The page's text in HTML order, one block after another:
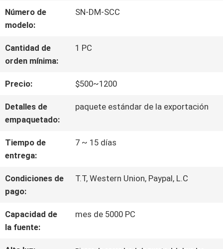
DE
LA
FÁBRICA
CONTROL
DE
CALIDAD
ÉNTRENOS
EN
CONTACTO
Número de
modelo:
SN-DM-SCC
Cantidad de
orden mínima:
1 PC
Precio: $500~1200
Detalles de
empaquetado:
paquete estándar de la exportación
Tiempo de
entrega:
7 ~ 15 días
Condiciones de
pago:
T.T, Western Union, Paypal, L.C
Capacidad de
la fuente:
mes de 5000 PC